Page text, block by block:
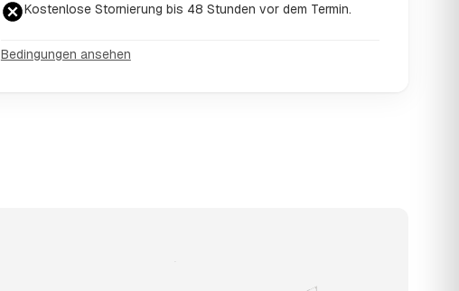
Kostenlose Stornierung bis 48 Stunden vor dem Termin.
Bedingungen ansehen